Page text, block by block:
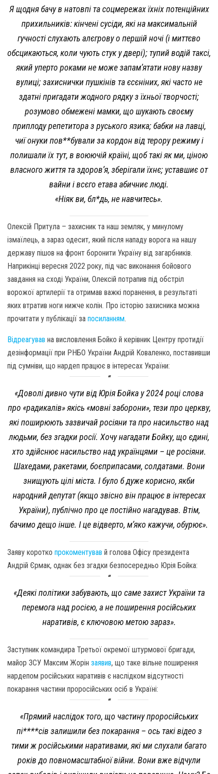
Я щодня бачу в натовпі та соцмережах їхніх потенційних
прихильників: кінчені сусіди, які на максимальній
гучності слухають алєгрову о першій ночі (і миттєво
обсцикаються, коли чують стук у двері); тупий водій таксі,
який уперто роками не може запам’ятати нову назву
вулиці; захиснички пушкінів та єсєніних, які часто не
здатні пригадати жодного рядку з їхньої творчості;
розумово обмежені мамки, що шукають своєму
приплоду репетитора з руського язика; бабки на лавці,
чиї онуки пов**бували за кордон від терору режиму і
полишали їх тут, в воюючій країні, щоб такі як ми, ціною
власного життя та здоров’я, зберігали їхнє; уставшиє от
вайни і всєго етава абичниє люді.
«Ніяк ви, бл*дь, не навчитесь».
Олексій Притула – захисник та наш земляк, у минулому
ізмаїлець, а зараз одесит, який після нападу ворога на нашу
державу пішов на фронт боронити Україну від загарбників.
Наприкінці вересня 2022 року, під час виконання бойового
завдання на сході України, Олексій потрапив під обстріл
ворожої артилерії та отримав важкі поранення, в результаті
яких втратив ноги нижче колін. Про історію захисника можна
прочитати у публікації за посиланням.
Відреагував на висловлення Бойко й керівник Центру протидії
дезінформації при РНБО України Андрій Коваленко, поставивши
під сумніви, що нардеп працює в інтересах України:
«Доволі дивно чути від Юрія Бойка у 2024 році слова
про «радикалів» якісь «мовні заборони», тези про церкву,
які поширюють зазвичай росіяни та про насильство над
людьми, без згадки росії. Хочу нагадати Бойку, що єдині,
хто здійснює насильство над українцями – це росіяни.
Шахедами, ракетами, боєприпасами, солдатами. Вони
знищують цілі міста. І було б дуже корисно, якби
народний депутат (якщо звісно він працює в інтересах
України), публічно про це постійно нагадував. Втім,
бачимо дещо інше. І це відверто, м’яко кажучи, обурює».
Заяву коротко прокоментував й голова Офісу президента
Андрій Єрмак, однак без згадки безпосередньо Юрія Бойка:
«Деякі політики забувають, що саме захист України та
перемога над росією, а не поширення російських
наративів, є ключовою метою зараз».
Заступник командира Третьої окремої штурмової бригади,
майор ЗСУ Максим Жорін заявив, що таке вільне поширення
нардепом російських наративів є наслідком відсутності
покарання частини проросійських осіб в Україні:
«Прямий наслідок того, що частину проросійських
пі****сів залишили без покарання – ось такі відео з
тими ж російськими наративами, які ми слухали багато
років до повномасштабної війни. Вони вже відчули